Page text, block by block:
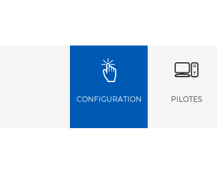
CONFIGURATION PILOTES